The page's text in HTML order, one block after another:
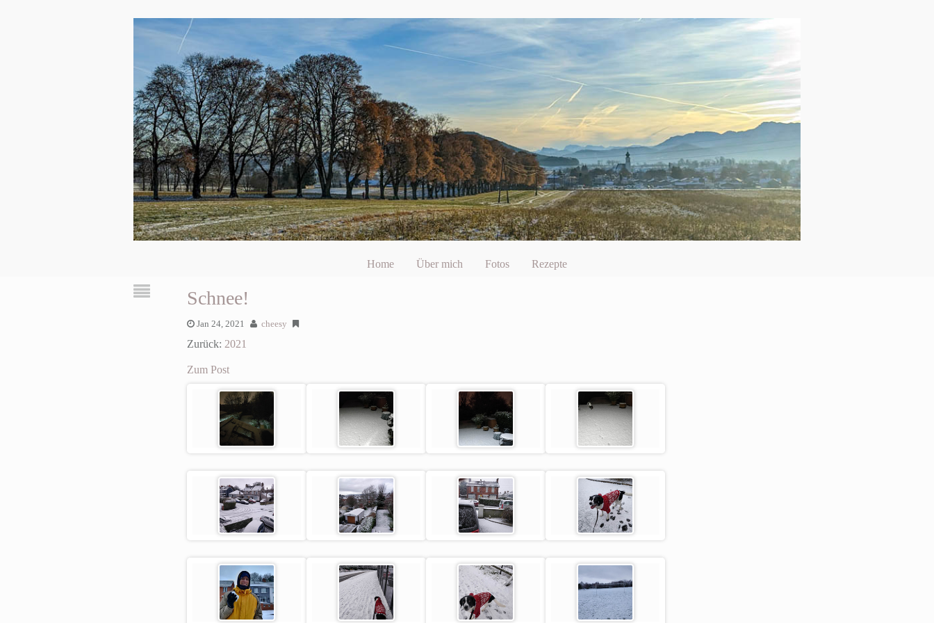
Home Über mich Fotos Rezepte
Schnee!
Jan 24, 2021 cheesy
Zurück: 2021
Zum Post